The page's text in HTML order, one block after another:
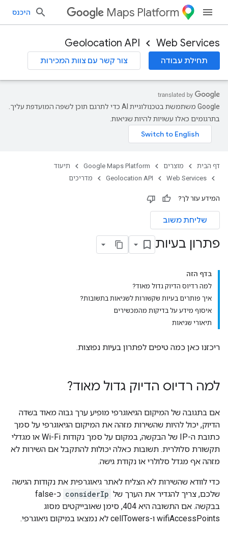
Maps Platform היכנס
Web Services
Geolocation API
תחילת עבודה צור קשר עם צוות המכירות
‫Google משתמשת בטכנולוגיית AI כדי לתרגם תוכן לשפה המועדפת עליך.
בתרגומים כאלו עשויות להיות שגיאות.
דף הבית מוצרים Google Maps Platform
תיעוד
Web Services
Geolocation API מדריכים
המידע עזר לך?
שליחת משוב
פתרון בעיות
בדף הזה
למה רדיוס הדיוק גדול מאוד?
איך פותרים בעיות שקשורות לשגיאות בתשובות?
איסוף מידע על בדיקות מהמכשירים
תיאורי שגיאות
ריכזנו כאן כמה טיפים לפתרון בעיות נפוצות.
למה רדיוס הדיוק גדול מאוד?
אם בתגובה של המיקום הגיאוגרפי מופיע ערך גבוה מאוד בשדה
הדיוק, יכול להיות שהשירות מזהה את המיקום הגיאוגרפי על סמך
כתובת ה-IP של הבקשה, במקום על סמך נקודות Wi-Fi או מגדלי
תקשורת סלולרית. תשובות כאלה יכולות להתקבל אם השירות לא
מזהה אף מגדל סלולרי או נקודת גישה.
כדי לוודא שהשירות לא הצליח לאתר גיאוגרפית את נקודות הגישה
שלכם, צריך להגדיר את הערך של considerIp
כ-false
בבקשה. אם התשובה היא 404, סימן שאובייקטים מסוג
wifiAccessPoints ו-cellTowers לא נמצאו במיקום גיאוגרפי.